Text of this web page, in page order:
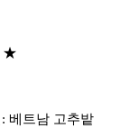
★
베트남 고추밭